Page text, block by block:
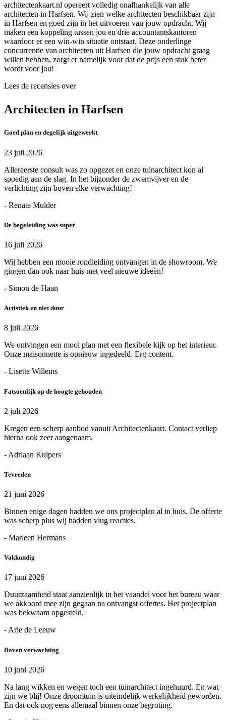
architectenkaart.nl opereert volledig onafhankelijk van alle
architecten in Harfsen. Wij zien welke architecten beschikbaar zijn
in Harfsen en goed zijn in het uitvoeren van jouw opdracht. Wij
maken een koppeling tussen jou en drie accountantskantoren
waardoor er een win-win situatie ontstaat. Deze onderlinge
concurrentie van architecten uit Harfsen die jouw opdracht graag
willen hebben, zorgt er namelijk voor dat de prijs een stuk beter
wordt voor jou!
Lees de recensies over
Architecten in Harfsen
Goed plan en degelijk uitgewerkt
23 juli 2026
Allereerste consult was zo opgezet en onze tuinarchitect kon al
spoedig aan de slag. In het bijzonder de zwemvijver en de
verlichting zijn boven elke verwachting!
- Renate Mulder
De begeleiding was super
16 juli 2026
Wij hebben een mooie rondleiding ontvangen in de showroom. We
gingen dan ook naar huis met veel nieuwe ideeën!
- Simon de Haan
Artistiek en niet duur
8 juli 2026
We ontvingen een mooi plan met een flexibele kijk op het interieur.
Onze maisonnette is opnieuw ingedeeld. Erg content.
- Lisette Willems
Fatsoenlijk op de hoogte gehouden
2 juli 2026
Kregen een scherp aanbod vanuit Architectenkaart. Contact verliep
hierna ook zeer aangenaam.
- Adriaan Kuipers
Tevreden
21 juni 2026
Binnen enige dagen hadden we ons projectplan al in huis. De offerte
was scherp plus wij hadden vlug reacties.
- Marleen Hermans
Vakkundig
17 juni 2026
Duurzaamheid staat aanzienlijk in het vaandel voor het bureau waar
we akkoord mee zijn gegaan na ontvangst offertes. Het projectplan
was bekwaam opgesteld.
- Arie de Leeuw
Boven verwachting
10 juni 2026
Na lang wikken en wegen toch een tuinarchitect ingehuurd. En wat
zijn we blij! Onze droomtuin is uiteindelijk werkelijkheid geworden.
En dat ook nog eens allemaal binnen onze begroting.